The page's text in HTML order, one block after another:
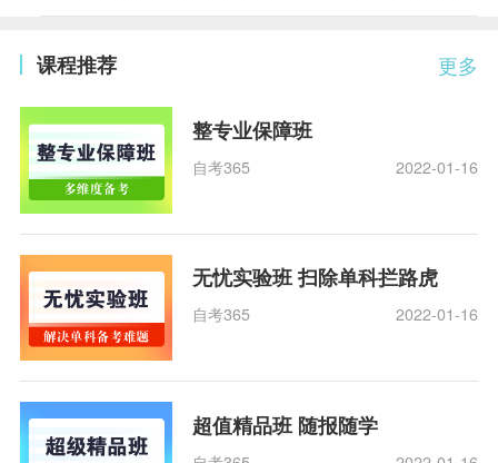
更多
课程推荐
整专业保障班
自考365 2022-01-16
无忧实验班 扫除单科拦路虎
自考365 2022-01-16
超值精品班 随报随学